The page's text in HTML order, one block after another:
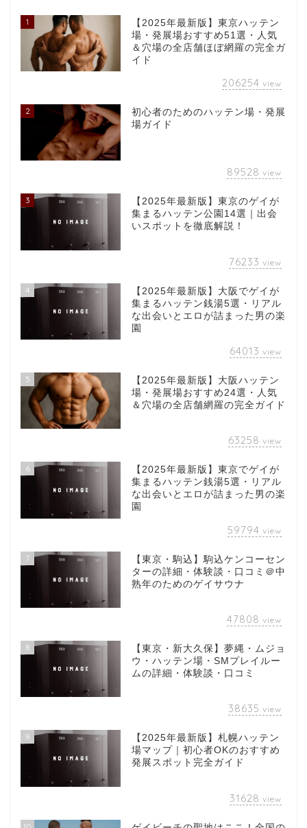
1
【2025年最新版】東京ハッテン
場・発展場おすすめ51選・人気
＆穴場の全店舗ほぼ網羅の完全ガ
イド
206254 view
2
初心者のためのハッテン場・発展
場ガイド
89528 view
3
【2025年最新版】東京のゲイが
集まるハッテン公園14選｜出会
いスポットを徹底解説！
76233 view
4
【2025年最新版】大阪でゲイが
集まるハッテン銭湯5選・リアル
な出会いとエロが詰まった男の楽
園
64013 view
5
【2025年最新版】大阪ハッテン
場・発展場おすすめ24選・人気
＆穴場の全店舗網羅の完全ガイド
63258 view
6
【2025年最新版】東京でゲイが
集まるハッテン銭湯5選・リアル
な出会いとエロが詰まった男の楽
園
59794 view
7
【東京・駒込】駒込ケンコーセン
ターの詳細・体験談・口コミ＠中
熟年のためのゲイサウナ
47808 view
8
【東京・新大久保】夢縄・ムジョ
ウ・ハッテン場・SMプレイルー
ムの詳細・体験談・口コミ
38635 view
9
【2025年最新版】札幌ハッテン
場マップ｜初心者OKのおすすめ
発展スポット完全ガイド
31628 view